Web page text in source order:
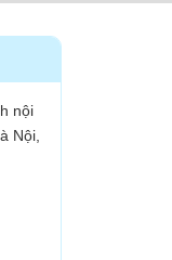
nội
Nội,